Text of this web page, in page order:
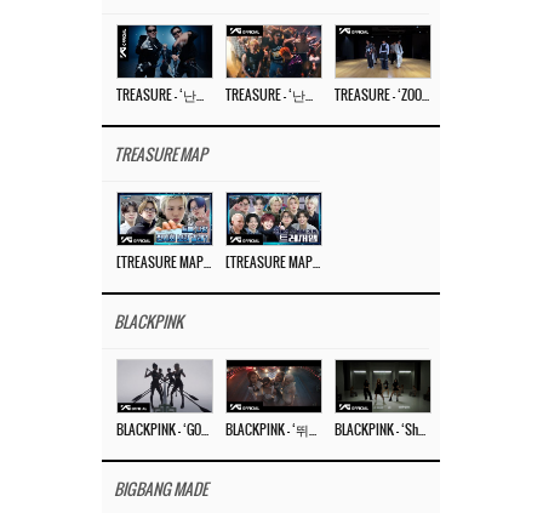
TREASURE MAP
BLACKPINK
BIGBANG MADE